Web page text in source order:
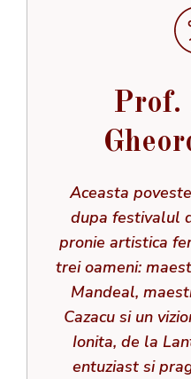
Prof.
Aceasta
dupa festivalul
pronie artistica
trei oameni:
Mandeal,
Cazacu si un
Ionita, de la
entuziast si